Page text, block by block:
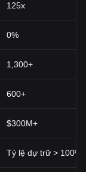
125x
0%
1,300+
600+
$300M+
Tỷ lệ dự trữ > 100%